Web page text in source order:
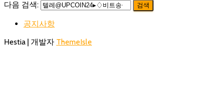
다음 검색:
공지사항
Hestia | 개발자 ThemeIsle